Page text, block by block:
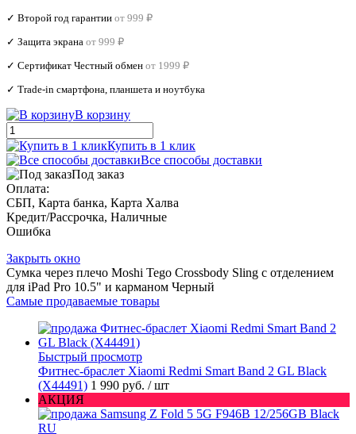
✓ Второй год гарантии от 999 ₽
✓ Защита экрана от 999 ₽
✓ Сертификат Честный обмен от 1999 ₽
✓ Trade‑in смартфона, планшета и ноутбука
В корзину
Купить в 1 клик
Все способы доставки
Под заказ
Оплата:
СБП, Карта банка, Карта Халва
Кредит/Рассрочка, Наличные
Ошибка
Закрыть окно
Сумка через плечо Moshi Tego Crossbody Sling с отделением
для iPad Pro 10.5" и карманом Черный
Самые продаваемые товары
Быстрый просмотр
Фитнес-браслет Xiaomi Redmi Smart Band 2 GL Black
(X44491) 1 990 руб. / шт
АКЦИЯ